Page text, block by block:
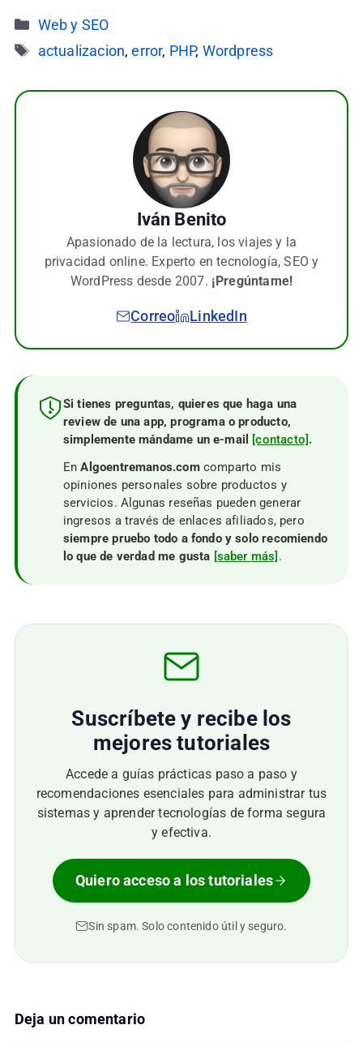
Categorías
Web y SEO
Etiquetas
actualizacion,error, PHP, Wordpress
Iván Benito
Apasionado de la lectura, los viajes y la
privacidad online. Experto en tecnología, SEO y
WordPress desde 2007. ¡Pregúntame!
Correo LinkedIn
Si tienes preguntas, quieres que haga una
review de una app, programa o producto,
simplemente mándame un e-mail [contacto].
EnAlgoentremanos.comcomparto mis
opiniones personales sobre productos y
servicios. Algunas reseñas pueden generar
ingresos a través de enlaces afiliados, pero
siempre pruebo todo a fondo y solo recomiendo
lo que de verdad me gusta [saber más] .
Suscríbete y recibe los
mejores tutoriales
Accede a guías prácticas paso a paso y
recomendaciones esenciales para administrar tus
sistemas y aprender tecnologías de forma segura
y efectiva.
Quiero acceso a los tutoriales
Sin spam. Solo contenido útil y seguro.
Deja un comentario